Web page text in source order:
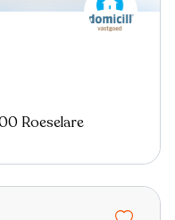
Roeselare